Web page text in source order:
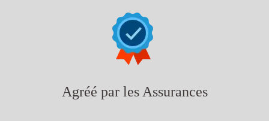
Agréé par les Assurances